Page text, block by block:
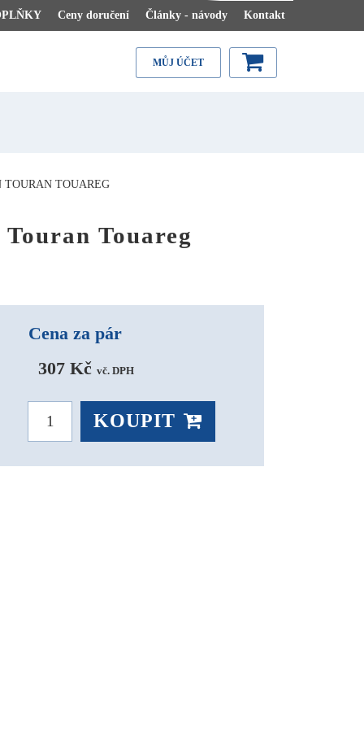
Ceny doručení Články - návody Kontakt
MŮJ ÚČET
TOUAREG
Touareg
Cena za pár
307 Kč vč. DPH
KOUPIT